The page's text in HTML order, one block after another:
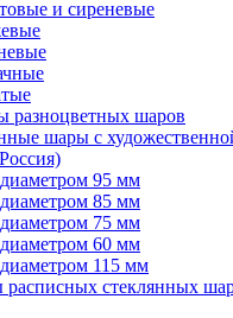
и сиреневые
разноцветных шаров
шары с
95 мм
85 мм
75 мм
60 мм
115 мм
стеклянных